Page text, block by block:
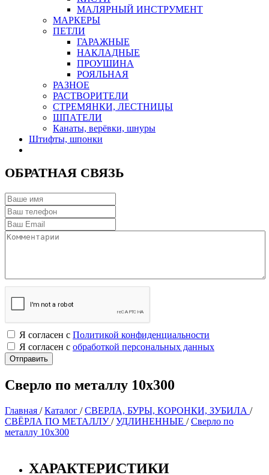
МАЛЯРНЫЙ ИНСТРУМЕНТ
МАРКЕРЫ
ПЕТЛИ
ГАРАЖНЫЕ
НАКЛАДНЫЕ
ПРОУШИНА
РОЯЛЬНАЯ
РАЗНОЕ
РАСТВОРИТЕЛИ
СТРЕМЯНКИ, ЛЕСТНИЦЫ
ШПАТЕЛИ
Канаты, верёвки, шнуры
Штифты, шпонки
ОБРАТНАЯ СВЯЗЬ
Я согласен с Политикой конфиденциальности
Я согласен с обработкой персональных данных
Сверло по металлу 10х300
Главная /Каталог /СВЕРЛА, БУРЫ, КОРОНКИ, ЗУБИЛА /
СВЁРЛА ПО МЕТАЛЛУ/УДЛИНЕННЫЕ /Сверло по
металлу 10х300
ХАРАКТЕРИСТИКИ